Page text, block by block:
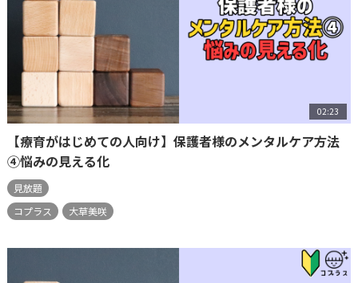
02:23
【療育がはじめての人向け】保護者様のメンタルケア方法
④悩みの見える化
見放題
コプラス
大草美咲